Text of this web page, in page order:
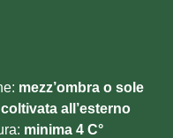
mezz’ombra o sole
coltivata all’esterno
minima 4 C°